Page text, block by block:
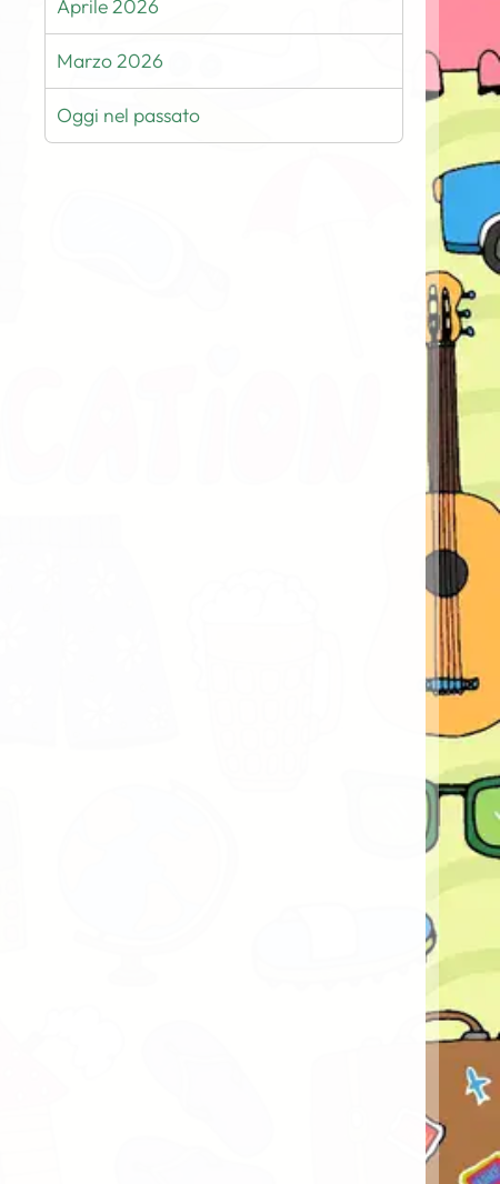
Aprile 2026
Marzo 2026
Oggi nel passato